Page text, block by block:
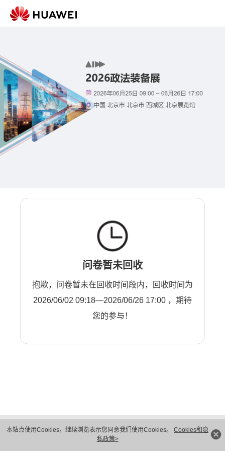
本站点使用Cookies，继续浏览表示您同意我们使用Cookies。 Cookies和隐
私政策>
问卷暂未回收
抱歉，问卷暂未在回收时间段内，回收时间为
2026/06/02 09:18—2026/06/26 17:00 ，期待
您的参与！
隐私保护
法律声明